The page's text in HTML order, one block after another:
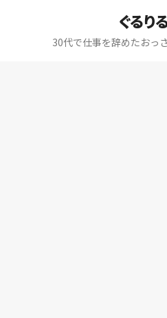
ぐるり
30代で仕事を辞めたおっ